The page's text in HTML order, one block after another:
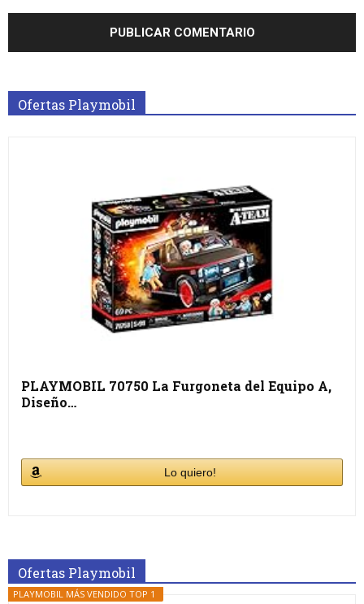
Ofertas Playmobil
PLAYMOBIL 70750 La Furgoneta del Equipo A,
Diseño…
Lo quiero!
Ofertas Playmobil
PLAYMOBIL MÁS VENDIDO TOP 1